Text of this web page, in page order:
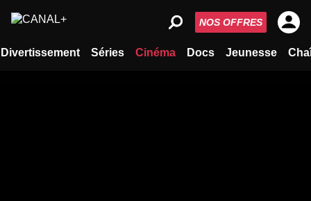
Divertissement Séries Cinéma Docs Jeunesse
NOS OFFRES